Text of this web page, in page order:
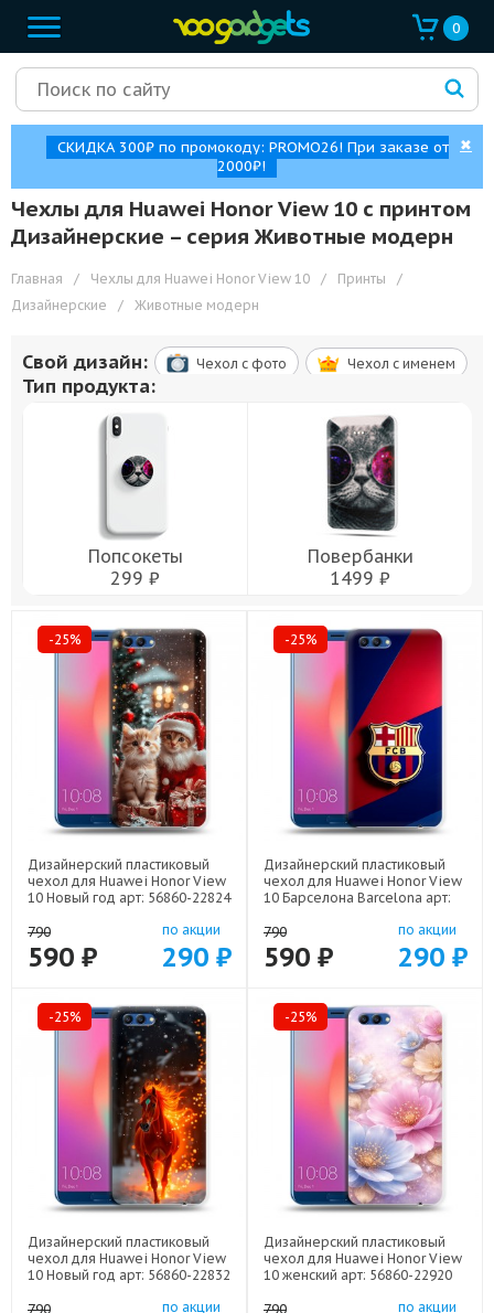
0
СКИДКА 300₽ по промокоду: PROMO26! При заказе от
2000₽!
✖
Чехлы для Huawei Honor View 10 с принтом
Дизайнерские – cерия Животные модерн
Главная / Чехлы для Huawei Honor View 10 / Принты
/
Дизайнерские
/ Животные модерн
Свой дизайн: Чехол c фото Чехол c именем
Тип продукта:
Попсокеты
299 ₽
Повербанки
1499 ₽
-25%
Дизайнерский пластиковый
чехол для Huawei Honor View
10 Новый год арт: 56860-22824
790
590 ₽
по акции
290 ₽
-25%
Дизайнерский пластиковый
чехол для Huawei Honor View
10 Барселона Barcelona арт:
790
590 ₽
по акции
290 ₽
-25%
Дизайнерский пластиковый
чехол для Huawei Honor View
10 Новый год арт: 56860-22832
790 по акции
-25%
Дизайнерский пластиковый
чехол для Huawei Honor View
10 женский арт: 56860-22920
790 по акции